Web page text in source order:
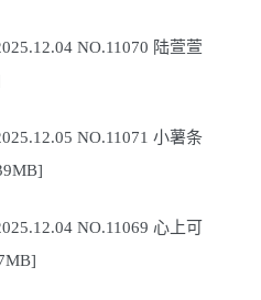
NO.11070 陆萱萱
NO.11071 小薯条
NO.11069 心上可